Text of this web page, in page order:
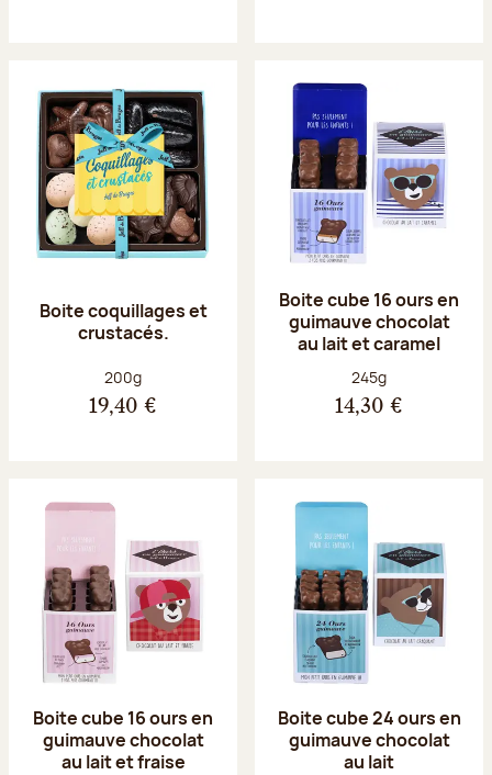
Boite coquillages et
crustacés.
Poids net :
200g
19,40 €
Boite cube 16 ours en
guimauve chocolat
au lait et caramel
Poids net :
245g
14,30 €
Boite cube 16 ours en
guimauve chocolat
au lait et fraise
Boite cube 24 ours en
guimauve chocolat
au lait